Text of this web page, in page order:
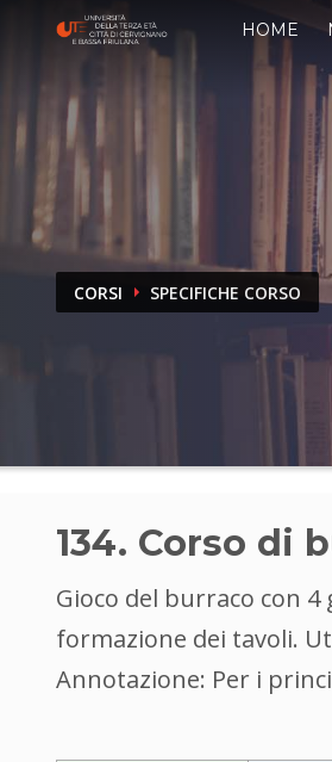
HOME
CORSI SPECIFICHE CORSO
134. Corso di
Gioco del burraco con
formazione dei tavoli.
Annotazione: Per i